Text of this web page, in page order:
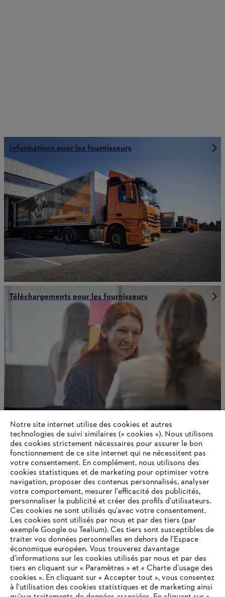
Informations pour les fournisseurs
Téléchargements pour les fournisseurs
Contact
Informations pour les fournisseurs
Produits
Contact
Carrière
Système d'alerte
Notre site internet utilise des cookies et autres
technologies de suivi similaires (« cookies »). Nous utilisons
des cookies strictement nécessaires pour assurer le bon
fonctionnement de ce site internet qui ne nécessitent pas
votre consentement. En complément, nous utilisons des
cookies statistiques et de marketing pour optimiser votre
navigation, proposer des contenus personnalisés, analyser
votre comportement, mesurer l'efficacité des publicités,
personnaliser la publicité et créer des profils d'utilisateurs.
Ces cookies ne sont utilisés qu'avec votre consentement.
Les cookies sont utilisés par nous et par des tiers (par
exemple Google ou Tealium). Ces tiers sont susceptibles de
traiter vos données personnelles en dehors de l'Espace
économique européen. Vous trouverez davantage
d’informations sur les cookies utilisés par nous et par des
tiers en cliquant sur « Paramètres » et « Charte d’usage des
cookies ». En cliquant sur « Accepter tout », vous consentez
à l'utilisation des cookies statistiques et de marketing ainsi